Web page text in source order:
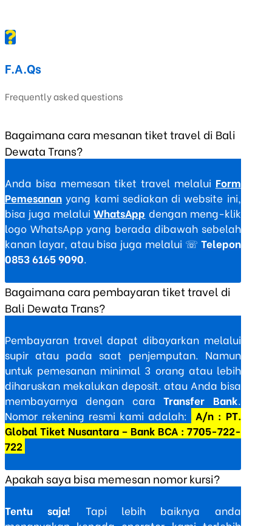
F.A.Qs
Frequently asked questions
Bagaimana cara mesanan tiket travel di Bali
Dewata Trans?
Anda bisa memesan tiket travel melalui Form
Pemesanan yang kami sediakan di website ini,
bisa juga melaluiWhatsApp dengan meng-klik
logo WhatsApp yang berada dibawah sebelah
kanan layar, atau bisa juga melalui ☏ Telepon
0853 6165 9090.
Bagaimana cara pembayaran tiket travel di
Bali Dewata Trans?
Pembayaran travel dapat dibayarkan melalui
supir atau pada saat penjemputan. Namun
untuk pemesanan minimal 3 orang atau lebih
diharuskan mekalukan deposit. atau Anda bisa
membayarnya dengan caraTransfer Bank.
Nomor rekening resmi kami adalah:
A/n : PT.
Global Tiket Nusantara – Bank BCA : 7705-722-
722
Apakah saya bisa memesan nomor kursi?
Tentu saja! Tapi lebih baiknya anda